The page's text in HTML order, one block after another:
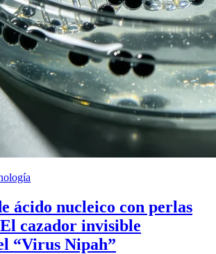
ácido nucleico con perlas
cazador invisible
“Virus Nipah”